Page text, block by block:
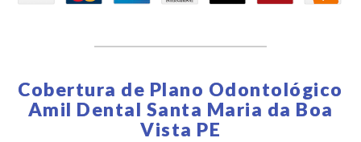
Cobertura de Plano Odontológico
Amil Dental Santa Maria da Boa
Vista PE